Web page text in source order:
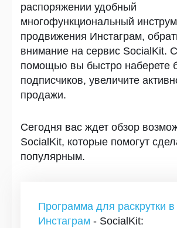
распоряжении удобный
многофункциональный
продвижения Инстаграм,
внимание на сервис SocialKit.
помощью вы быстро наберете
подписчиков, увеличите
продажи.
Сегодня вас ждет обзор
SocialKit, которые помогут
популярным.
Программа для раскрутки в
Инстаграм - SocialKit: